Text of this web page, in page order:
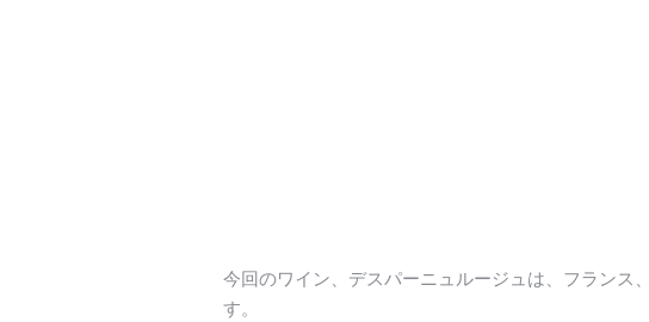
今回のワイン、デスパーニュルージュは、フランス
す。